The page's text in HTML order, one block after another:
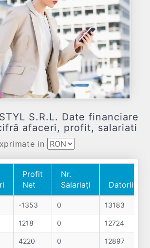
S.R.L. Date financiare
afaceri, profit, salariati
in
Profit
Net
Nr.
Salariați
Datorii
Profit
Net
Salariați
Datorii
-1353 0 13183
1218 0 12724
4220 0 12897